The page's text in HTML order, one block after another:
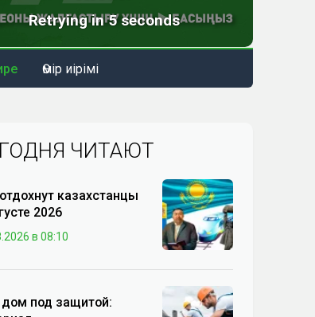
Өмір иірімі
ЧИТАЮТ
казахстанцы
2026
в 08:10
под защитой: